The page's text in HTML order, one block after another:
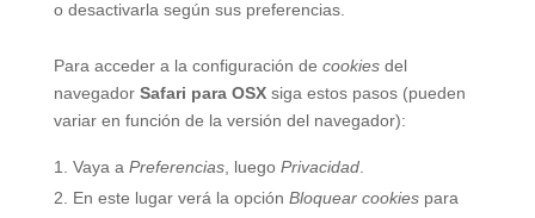
o desactivarla según sus preferencias.
Para acceder a la configuración de cookiesdel
navegador Safari para OSXsiga estos pasos (pueden
variar en función de la versión del navegador):
Vaya a Preferencias, luego Privacidad.
En este lugar verá la opción Bloquear cookiespara